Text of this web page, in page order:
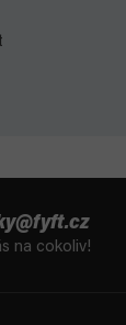
na cokoliv!